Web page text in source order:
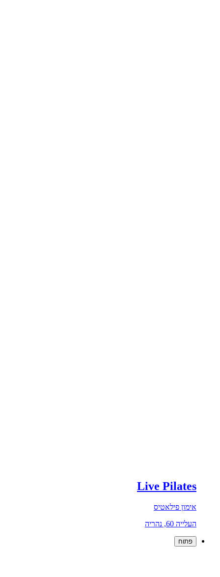
Live Pilates
אימון פילאטיס
העלייה 60, נהריה
פתוח